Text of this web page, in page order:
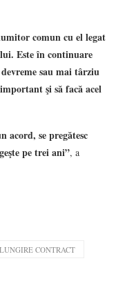
comun cu el legat
Este în continuare
sau mai târziu
şi să facă acel
acord, se pregătesc
pe trei ani”, a
CONTRACT